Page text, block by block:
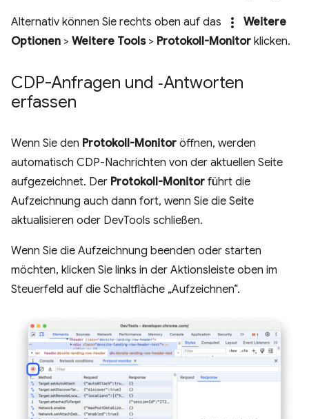
Alternativ können Sie rechts oben auf das more_vert
Weitere
Optionen > Weitere Tools> Protokoll-Monitor klicken.
CDP-Anfragen und ‑Antworten
erfassen
Wenn Sie den Protokoll-Monitor öffnen, werden
automatisch CDP-Nachrichten von der aktuellen Seite
aufgezeichnet. Der Protokoll-Monitor führt die
Aufzeichnung auch dann fort, wenn Sie die Seite
aktualisieren oder DevTools schließen.
Wenn Sie die Aufzeichnung beenden oder starten
möchten, klicken Sie links in der Aktionsleiste oben im
Steuerfeld auf die Schaltfläche „Aufzeichnen“.